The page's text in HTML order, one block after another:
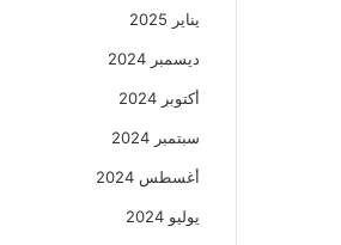
يناير 2025
ديسمبر 2024
أكتوبر 2024
سبتمبر 2024
أغسطس 2024
يوليو 2024